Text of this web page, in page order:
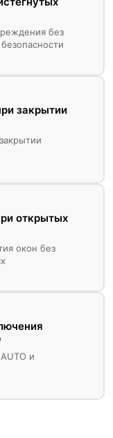
без
закрытии
открытых
окон без
и